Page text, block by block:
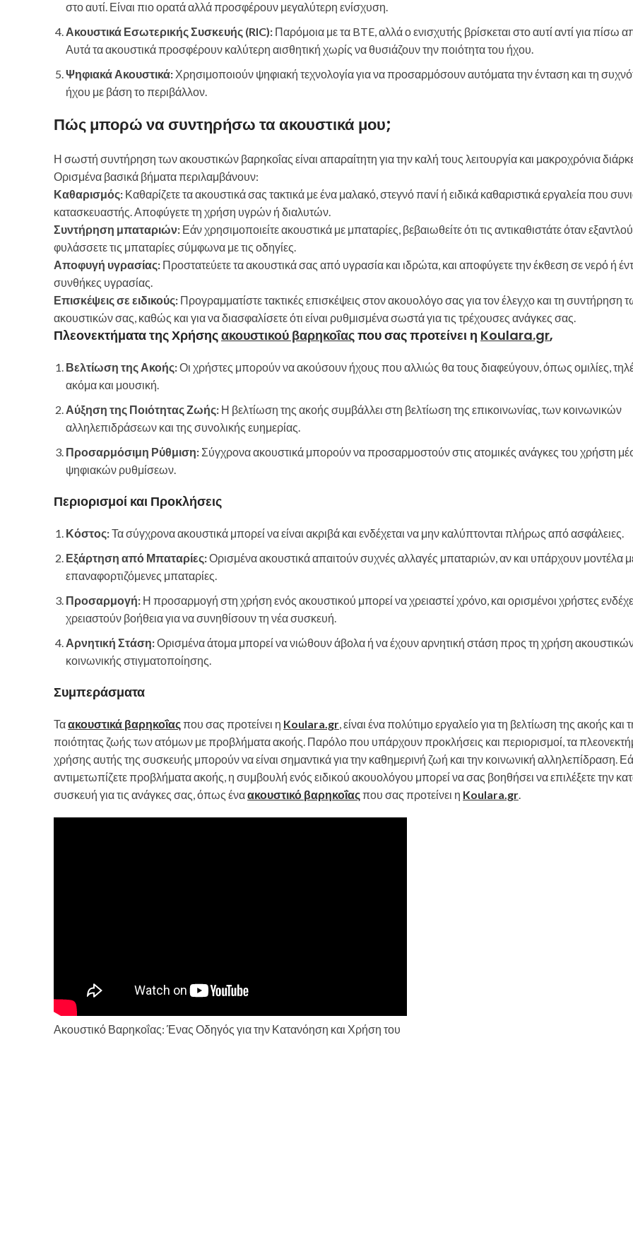
στο αυτί. Είναι πιο ορατά αλλά προσφέρουν μεγαλύτερη ενίσχυση.
Ακουστικά Εσωτερικής Συσκευής (RIC): Παρόμοια με τα BTE, αλλά ο ενισχυτής βρίσκεται στο αυτί αντί για πίσω
Αυτά τα ακουστικά προσφέρουν καλύτερη αισθητική χωρίς να θυσιάζουν την ποιότητα του ήχου.
Ψηφιακά Ακουστικά: Χρησιμοποιούν ψηφιακή τεχνολογία για να προσαρμόσουν αυτόματα την ένταση και τη
ήχου με βάση το περιβάλλον.
Πώς μπορώ να συντηρήσω τα ακουστικά μου;
Η σωστή συντήρηση των ακουστικών βαρηκοΐας είναι απαραίτητη για την καλή τους λειτουργία και μακροχρόνια
Ορισμένα βασικά βήματα περιλαμβάνουν:
Καθαρισμός: Καθαρίζετε τα ακουστικά σας τακτικά με ένα μαλακό, στεγνό πανί ή ειδικά καθαριστικά εργαλεία που
κατασκευαστής. Αποφύγετε τη χρήση υγρών ή διαλυτών.
Συντήρηση μπαταριών: Εάν χρησιμοποιείτε ακουστικά με μπαταρίες, βεβαιωθείτε ότι τις αντικαθιστάτε όταν
φυλάσσετε τις μπαταρίες σύμφωνα με τις οδηγίες.
Αποφυγή υγρασίας: Προστατεύετε τα ακουστικά σας από υγρασία και ιδρώτα, και αποφύγετε την έκθεση σε νερό ή
συνθήκες υγρασίας.
Επισκέψεις σε ειδικούς: Προγραμματίστε τακτικές επισκέψεις στον ακουολόγο σας για τον έλεγχο και τη συντήρηση
ακουστικών σας, καθώς και για να διασφαλίσετε ότι είναι ρυθμισμένα σωστά για τις τρέχουσες ανάγκες σας.
Πλεονεκτήματα της Χρήσηςακουστικού βαρηκοΐαςπου σας προτείνει η Koulara.gr,
Βελτίωση της Ακοής:Οι χρήστες μπορούν να ακούσουν ήχους που αλλιώς θα τους διαφεύγουν, όπως ομιλίες,
ακόμα και μουσική.
Αύξηση της Ποιότητας Ζωής: Η βελτίωση της ακοής συμβάλλει στη βελτίωση της επικοινωνίας, των κοινωνικών
αλληλεπιδράσεων και της συνολικής ευημερίας.
Προσαρμόσιμη Ρύθμιση: Σύγχρονα ακουστικά μπορούν να προσαρμοστούν στις ατομικές ανάγκες του χρήστη
ψηφιακών ρυθμίσεων.
Περιορισμοί και Προκλήσεις
Κόστος:Τα σύγχρονα ακουστικά μπορεί να είναι ακριβά και ενδέχεται να μην καλύπτονται πλήρως από ασφάλειες.
Εξάρτηση από Μπαταρίες:Ορισμένα ακουστικά απαιτούν συχνές αλλαγές μπαταριών, αν και υπάρχουν μοντέλα
επαναφορτιζόμενες μπαταρίες.
Προσαρμογή: Η προσαρμογή στη χρήση ενός ακουστικού μπορεί να χρειαστεί χρόνο, και ορισμένοι χρήστες
χρειαστούν βοήθεια για να συνηθίσουν τη νέα συσκευή.
Αρνητική Στάση:Ορισμένα άτομα μπορεί να νιώθουν άβολα ή να έχουν αρνητική στάση προς τη χρήση
κοινωνικής στιγματοποίησης.
Συμπεράσματα
Ταακουστικά βαρηκοΐαςπου σας προτείνει η Koulara.gr, είναι ένα πολύτιμο εργαλείο για τη βελτίωση της ακοής και
ποιότητας ζωής των ατόμων με προβλήματα ακοής. Παρόλο που υπάρχουν προκλήσεις και περιορισμοί, τα
χρήσης αυτής της συσκευής μπορούν να είναι σημαντικά για την καθημερινή ζωή και την κοινωνική αλληλεπίδραση.
αντιμετωπίζετε προβλήματα ακοής, η συμβουλή ενός ειδικού ακουολόγου μπορεί να σας βοηθήσει να επιλέξετε την
συσκευή για τις ανάγκες σας, όπως έναακουστικό βαρηκοΐαςπου σας προτείνει η Koulara.gr.
Ακουστικό Βαρηκοΐας: Ένας Οδηγός για την Κατανόηση και Χρήση του